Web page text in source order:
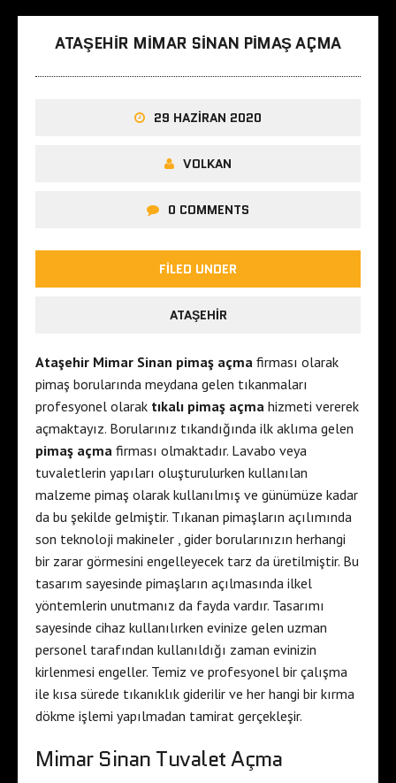
ATAŞEHIR MIMAR SINAN PIMAŞ AÇMA
29 HAZIRAN 2020
VOLKAN
0 COMMENTS
FILED UNDER
ATAŞEHIR
Ataşehir Mimar Sinan pimaş açma firması olarak
pimaş borularında meydana gelen tıkanmaları
profesyonel olarak tıkalı pimaş açma hizmeti vererek
açmaktayız. Borularınız tıkandığında ilk aklıma gelen
pimaş açma firması olmaktadır. Lavabo veya
tuvaletlerin yapıları oluşturulurken kullanılan
malzeme pimaş olarak kullanılmış ve günümüze kadar
da bu şekilde gelmiştir. Tıkanan pimaşların açılımında
son teknoloji makineler , gider borularınızın herhangi
bir zarar görmesini engelleyecek tarz da üretilmiştir. Bu
tasarım sayesinde pimaşların açılmasında ilkel
yöntemlerin unutmanız da fayda vardır. Tasarımı
sayesinde cihaz kullanılırken evinize gelen uzman
personel tarafından kullanıldığı zaman evinizin
kirlenmesi engeller. Temiz ve profesyonel bir çalışma
ile kısa sürede tıkanıklık giderilir ve her hangi bir kırma
dökme işlemi yapılmadan tamirat gerçekleşir.
Mimar Sinan Tuvalet Açma